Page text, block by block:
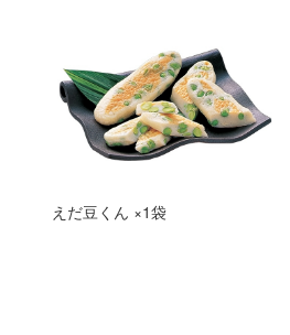
えだ豆くん ×1袋